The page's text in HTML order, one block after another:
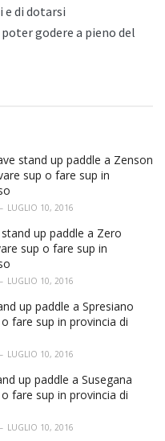
e di dotarsi
godere a pieno del
stand up paddle a Zenson
sup o fare sup in
LUGLIO 10, 2016
up paddle a Zero
sup o fare sup in
LUGLIO 10, 2016
up paddle a Spresiano
fare sup in provincia di
LUGLIO 10, 2016
up paddle a Susegana
fare sup in provincia di
LUGLIO 10, 2016